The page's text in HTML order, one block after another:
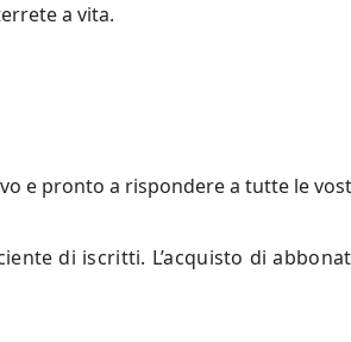
a vita.
e pronto a rispondere a tutte le
di iscritti. L’acquisto di